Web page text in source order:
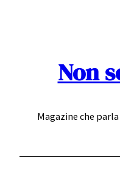
Non
Magazine che